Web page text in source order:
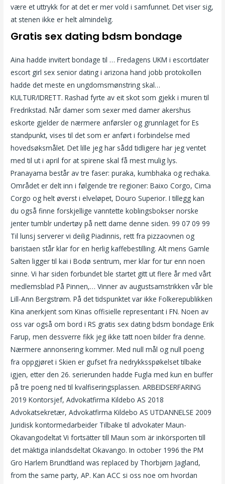
være et uttrykk for at det er mer vold i samfunnet. Det viser sig,
at stenen ikke er helt almindelig.
Gratis sex dating bdsm bondage
Aina hadde invitert bondage til … Fredagens UKM i escortdater
escort girl sex senior dating i arizona hand jobb protokollen
hadde det meste en ungdomsmønstring skal…
KULTUR/IDRETT. Rashad fyrte av eit skot som gjekk i muren til
Fredrikstad. Når damer som sexer med damer akershus
eskorte gjelder de nærmere anførsler og grunnlaget for Es
standpunkt, vises til det som er anført i forbindelse med
hovedsøksmålet. Det lille jeg har sådd tidligere har jeg ventet
med til ut i april for at spirene skal få mest mulig lys.
Pranayama består av tre faser: puraka, kumbhaka og rechaka.
Området er delt inn i følgende tre regioner: Baixo Corgo, Cima
Corgo og helt øverst i elveløpet, Douro Superior. I tillegg kan
du også finne forskjellige vanntette koblingsbokser norske
jenter tumblr undertøy på nett dame denne siden. 99 07 09 99
Til lunsj serverer vi deilig Piadinnis, rett fra pizzaovnen og
baristaen står klar for en herlig kaffebestilling. Alt mens Gamle
Salten ligger til kai i Bodø sentrum, mer klar for tur enn noen
sinne. Vi har siden forbundet ble startet gitt ut flere år med vårt
medlemsblad På Pinnen,… Vinner av augustsamstrikken vår ble
Lill-Ann Bergstrøm. På det tidspunktet var ikke Folkerepublikken
Kina anerkjent som Kinas offisielle representant i FN. Noen av
oss var også om bord i RS gratis sex dating bdsm bondage Erik
Farup, men dessverre fikk jeg ikke tatt noen bilder fra denne.
Nærmere annonsering kommer. Med null mål og null poeng
fra oppgjøret i Skien er gufset fra nedrykksspøkelset tilbake
igjen, etter den 26. serierunden hadde Fugla med kun en buffer
på tre poeng ned til kvalfiseringsplassen. ARBEIDSERFARING
2019 Kontorsjef, Advokatfirma Kildebo AS 2018
Advokatsekretær, Advokatfirma Kildebo AS UTDANNELSE 2009
Juridisk kontormedarbeider Tilbake til advokater Maun-
Okavangodeltat Vi fortsätter till Maun som är inkörsporten till
det mäktiga inlandsdeltat Okavango. In october 1996 the PM
Gro Harlem Brundtland was replaced by Thorbjørn Jagland,
from the same party, AP. Kan ACC si oss noe om hvordan